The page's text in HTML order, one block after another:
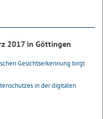
2017 in Göttingen
Gesichtserkennung birgt
in der digitalen